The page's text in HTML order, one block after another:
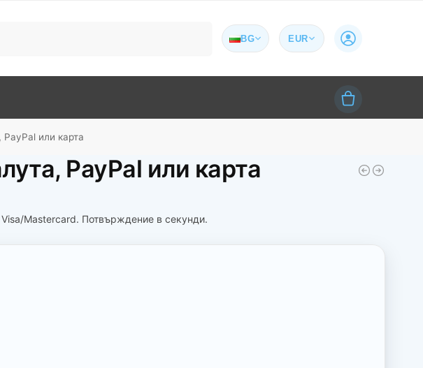
BG
EUR
или карта
PayPal или карта
Mastercard. Потвърждение в секунди.